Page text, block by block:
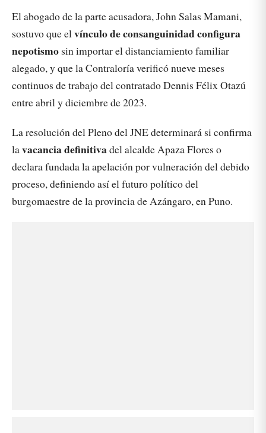
El abogado de la parte acusadora, John Salas Mamani,
sostuvo que elvínculo de consanguinidad configura
nepotismo sin importar el distanciamiento familiar
alegado, y que la Contraloría verificó nueve meses
continuos de trabajo del contratado Dennis Félix Otazú
entre abril y diciembre de 2023.
La resolución del Pleno del JNE determinará si confirma
lavacancia definitivadel alcalde Apaza Flores o
declara fundada la apelación por vulneración del debido
proceso, definiendo así el futuro político del
burgomaestre de la provincia de Azángaro, en Puno.